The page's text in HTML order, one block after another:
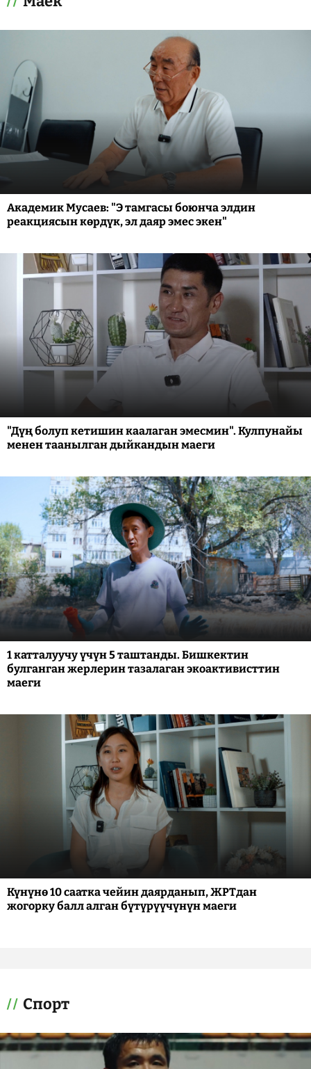
Академик Мусаев: "Э тамгасы боюнча элдин
реакциясын көрдүк, эл даяр эмес экен"
"Дүң болуп кетишин каалаган эмесмин". Кулпунайы
менен таанылган дыйкандын маеги
1 катталуучу үчүн 5 таштанды. Бишкектин
булганган жерлерин тазалаган экоактивисттин
маеги
Күнүнө 10 саатка чейин даярданып, ЖРТдан
жогорку балл алган бүтүрүүчүнүн маеги
Спорт